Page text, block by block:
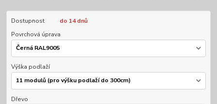
Dostupnost
do 14 dnů
Povrchová úprava
Výška podlaží
Dřevo